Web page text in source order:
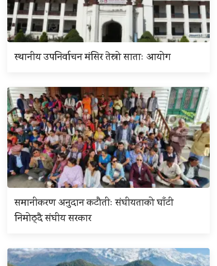
स्थानीय उपनिर्वाचन मंसिर तेस्रो साताः आयोग
समानीकरण अनुदान कटौतीः संघीयताको घाँटी
निमोठ्दै संघीय सरकार